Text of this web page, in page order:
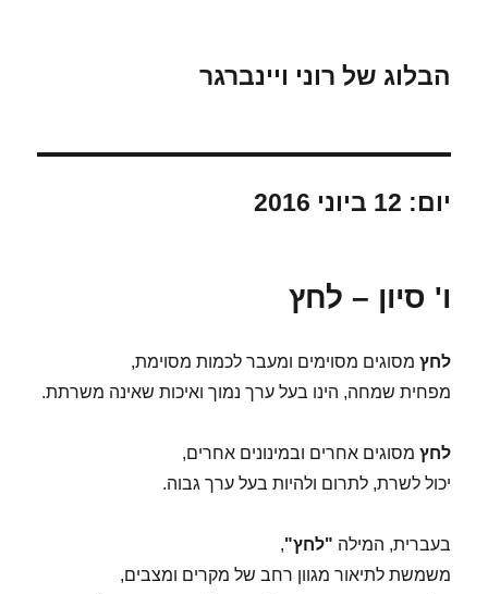
הבלוג של רוני ויינברגר
יום: 12 ביוני 2016
ו' סיון – לחץ
לחץ מסוגים מסוימים ומעבר לכמות מסוימת,
מפחית שמחה, הינו בעל ערך נמוך ואיכות שאינה משרתת.
לחץ מסוגים אחרים ובמינונים אחרים,
יכול לשרת, לתרום ולהיות בעל ערך גבוה.
בעברית, המילה "לחץ",
משמשת לתיאור מגוון רחב של מקרים ומצבים,